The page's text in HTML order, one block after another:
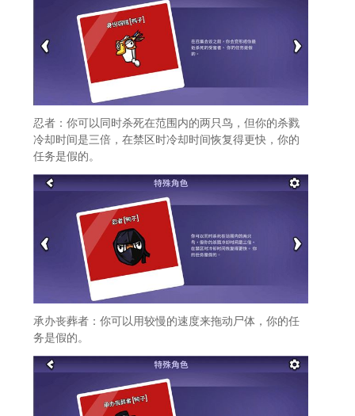
忍者：你可以同时杀死在范围内的两只鸟，但你的杀戮
冷却时间是三倍，在禁区时冷却时间恢复得更快，你的
任务是假的。
承办丧葬者：你可以用较慢的速度来拖动尸体，你的任
务是假的。